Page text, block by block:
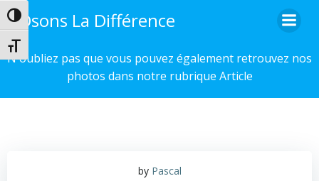
Passer en contraste élevé
Changer la taille de la police
au
Osons La Différence
N'oubliez pas que vous pouvez également retrouvez nos
photos dans notre rubrique Article
by Pascal